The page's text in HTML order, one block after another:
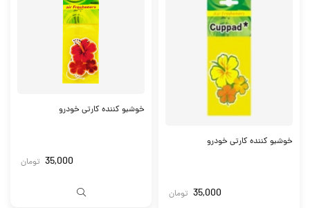
خوشبو کننده کارتی خودرو
35,000 تومان
خوشبو کننده کارتی خودرو
35,000 تومان